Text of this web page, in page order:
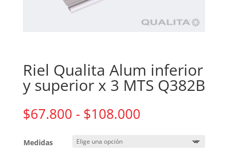
Riel Qualita Alum inferior
y superior x 3 MTS Q382B
$67.800 - $108.000Rango
Medidas